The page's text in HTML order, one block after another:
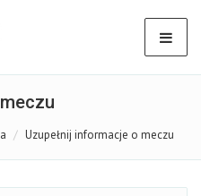
Uzupełnij informacje o meczu